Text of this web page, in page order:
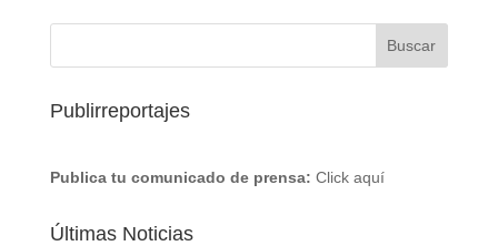
Publirreportajes
Publica tu comunicado de prensa: Click aquí
Últimas Noticias